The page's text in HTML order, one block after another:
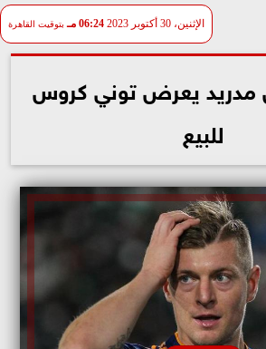
الإثنين، 30 أكتوبر 2023 06:24 مـ بتوقيت القاهرة
مدريد يعرض توني كروس
للبيع